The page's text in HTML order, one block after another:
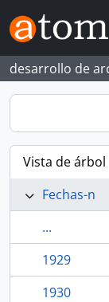
Skip to main content
desarrollo de
Vista de árbol
Fechas-n
...
1929
1930